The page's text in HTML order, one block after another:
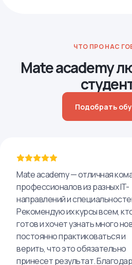
ЧТО ПРО НАС
Mate academy
Подобрать
Mate academy — отличная
профессионалов из разных IT-
направлений и
Рекомендую их курсы всем,
готов и хочет узнать много
постоянно практиковаться и
верить, что это обязательно
принесет результат.